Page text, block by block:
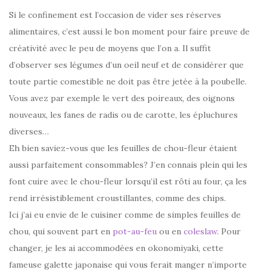
Si le confinement est l’occasion de vider ses réserves
alimentaires, c’est aussi le bon moment pour faire preuve de
créativité avec le peu de moyens que l’on a. Il suffit
d’observer ses légumes d’un oeil neuf et de considérer que
toute partie comestible ne doit pas être jetée à la poubelle.
Vous avez par exemple le vert des poireaux, des oignons
nouveaux, les fanes de radis ou de carotte, les épluchures
diverses…
Eh bien saviez-vous que les feuilles de chou-fleur étaient
aussi parfaitement consommables? J’en connais plein qui les
font cuire avec le chou-fleur lorsqu’il est rôti au four, ça les
rend irrésistiblement croustillantes, comme des chips.
Ici j’ai eu envie de le cuisiner comme de simples feuilles de
chou, qui souvent part en pot-au-feu ou en coleslaw. Pour
changer, je les ai accommodées en okonomiyaki, cette
fameuse galette japonaise qui vous ferait manger n’importe